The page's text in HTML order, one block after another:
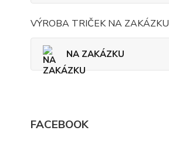
VÝROBA TRIČEK NA ZAKÁZKU
NA ZAKÁZKU
FACEBOOK